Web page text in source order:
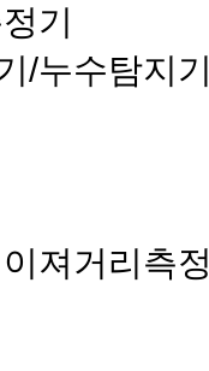
기
/누수탐지
져거리측